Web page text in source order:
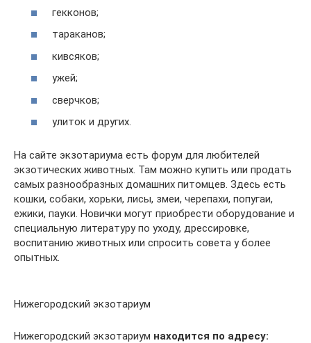
гекконов;
тараканов;
кивсяков;
ужей;
сверчков;
улиток и других.
На сайте экзотариума есть форум для любителей
экзотических животных. Там можно купить или продать
самых разнообразных домашних питомцев. Здесь есть
кошки, собаки, хорьки, лисы, змеи, черепахи, попугаи,
ежики, пауки. Новички могут приобрести оборудование и
специальную литературу по уходу, дрессировке,
воспитанию животных или спросить совета у более
опытных.
Нижегородский экзотариум
Нижегородский экзотариум находится по адресу: